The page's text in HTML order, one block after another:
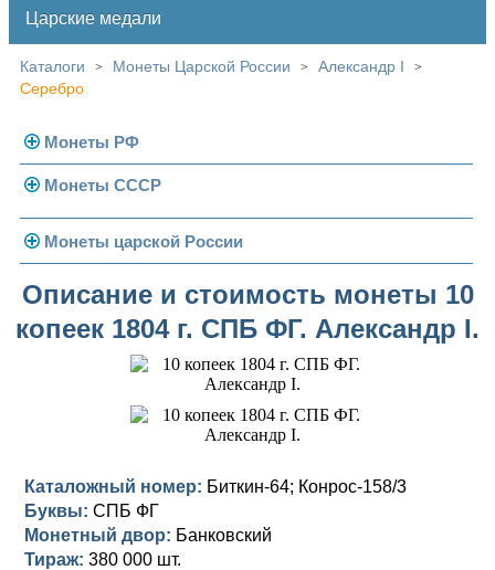
Царские медали
Каталоги > Монеты Царской России > Александр I >
Серебро
Монеты РФ
Современная Россия
Монеты 1991-1993 гг.
Монеты СССР
Погодовка СССР
Монеты 1958 года
Золотые червонцы
Памятные и юбилейные
Монеты царской России
Николай II (1894-1917)
Золото
Для Финляндии
Памятные и донативные
Александр III (1881-1894)
Для Финляндии
Памятные и донативные
Александр II (1855-1881)
Медь
Для Финляндии
Николай I (1825-1855)
Серебро
Медь
Золото
Серебро
Павел I (1796-1801)
Золото
Екатерина II (1762-1796)
Описание и стоимость монеты 10
копеек 1804 г. СПБ ФГ. Александр I.
Каталожный номер: Биткин-64; Конрос-158/3
Буквы: СПБ ФГ
Монетный двор: Банковский
Тираж: 380 000 шт.